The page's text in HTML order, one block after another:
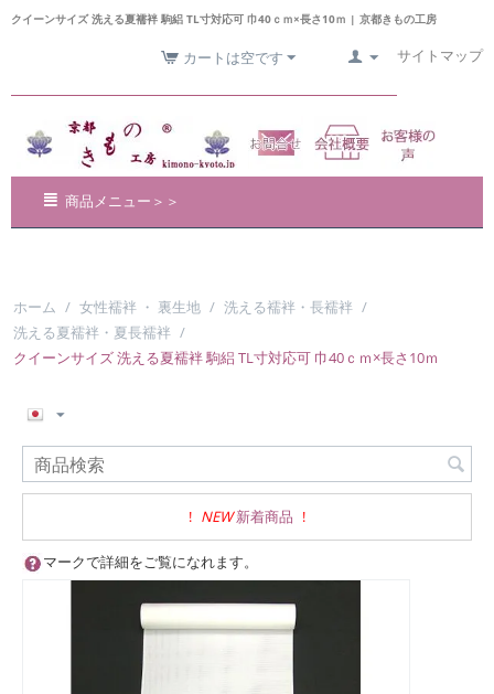
クイーンサイズ 洗える夏襦袢 駒絽 TL寸対応可 巾40ｃｍ×長さ10ｍ | 京都きもの工房
サイトマップ
カートは空です
商品メニュー＞＞
ホーム / 女性襦袢 ・ 裏生地 / 洗える襦袢・長襦袢 /
洗える夏襦袢・夏長襦袢 /
クイーンサイズ 洗える夏襦袢 駒絽 TL寸対応可 巾40ｃｍ×長さ10ｍ
! NEW 新着商品 !
マークで詳細をご覧になれます。